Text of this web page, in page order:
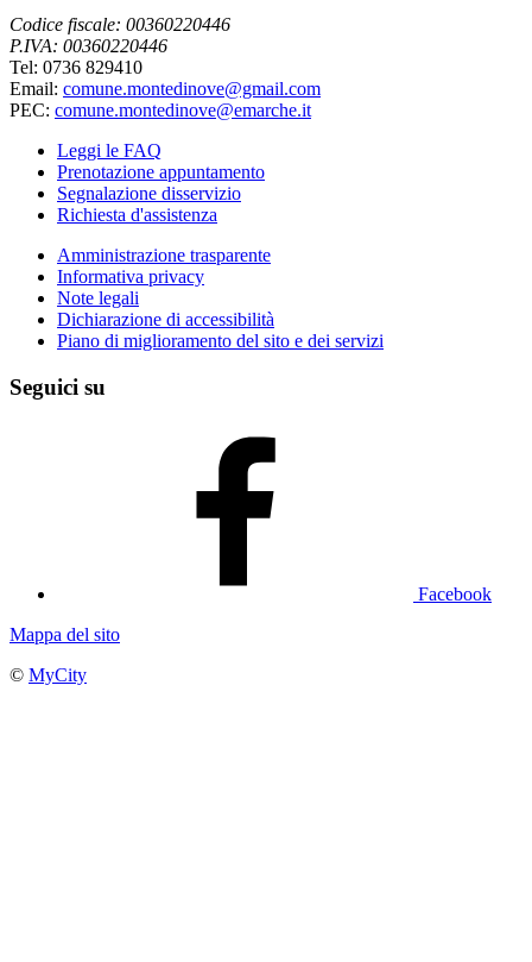
Codice fiscale: 00360220446
P.IVA: 00360220446
Tel: 0736 829410
Email: comune.montedinove@gmail.com
PEC: comune.montedinove@emarche.it
Leggi le FAQ
Prenotazione appuntamento
Segnalazione disservizio
Richiesta d'assistenza
Amministrazione trasparente
Informativa privacy
Note legali
Dichiarazione di accessibilità
Piano di miglioramento del sito e dei servizi
Seguici su
Facebook
Mappa del sito
© MyCity